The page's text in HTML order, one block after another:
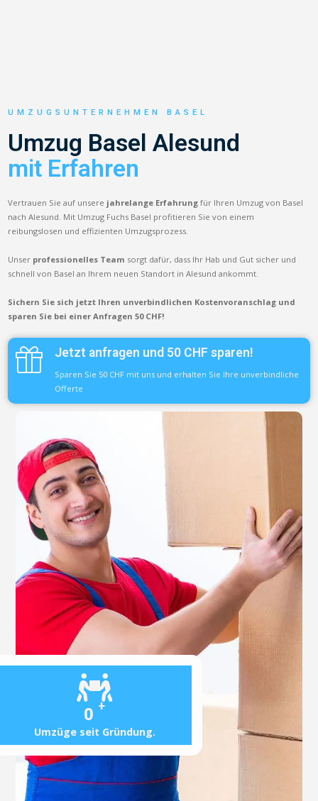
0 +
Umzüge seit Gründung.
UMZUGSUNTERNEHMEN BASEL
Umzug Basel Alesund
mit Erfahren
Vertrauen Sie auf unsere jahrelange Erfahrung für Ihren Umzug von Basel
nach Alesund. Mit Umzug Fuchs Basel profitieren Sie von einem
reibungslosen und effizienten Umzugsprozess.
Unser professionelles Team sorgt dafür, dass Ihr Hab und Gut sicher und
schnell von Basel an Ihrem neuen Standort in Alesund ankommt.
Sichern Sie sich jetzt Ihren unverbindlichen Kostenvoranschlag und
sparen Sie bei einer Anfragen 50 CHF!
Jetzt anfragen und 50 CHF sparen!
Sparen Sie 50 CHF mit uns und erhalten Sie Ihre unverbindliche
Offerte